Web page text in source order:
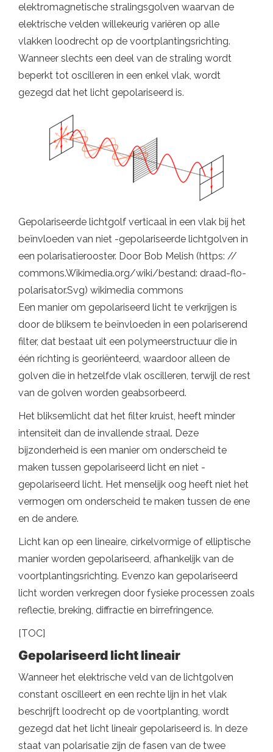
elektromagnetische stralingsgolven waarvan de
elektrische velden willekeurig variëren op alle
vlakken loodrecht op de voortplantingsrichting.
Wanneer slechts een deel van de straling wordt
beperkt tot oscilleren in een enkel vlak, wordt
gezegd dat het licht gepolariseerd is.
Gepolariseerde lichtgolf verticaal in een vlak bij het
beïnvloeden van niet -gepolariseerde lichtgolven in
een polarisatierooster. Door Bob Melish (https: //
commons.Wikimedia.org/wiki/bestand: draad-flo-
polarisator.Svg) wikimedia commons
Een manier om gepolariseerd licht te verkrijgen is
door de bliksem te beïnvloeden in een polariserend
filter, dat bestaat uit een polymeerstructuur die in
één richting is georiënteerd, waardoor alleen de
golven die in hetzelfde vlak oscilleren, terwijl de rest
van de golven worden geabsorbeerd.
Het bliksemlicht dat het filter kruist, heeft minder
intensiteit dan de invallende straal. Deze
bijzonderheid is een manier om onderscheid te
maken tussen gepolariseerd licht en niet -
gepolariseerd licht. Het menselijk oog heeft niet het
vermogen om onderscheid te maken tussen de ene
en de andere.
Licht kan op een lineaire, cirkelvormige of elliptische
manier worden gepolariseerd, afhankelijk van de
voortplantingsrichting. Evenzo kan gepolariseerd
licht worden verkregen door fysieke processen zoals
reflectie, breking, diffractie en birrefringence.
[TOC]
Gepolariseerd licht lineair
Wanneer het elektrische veld van de lichtgolven
constant oscilleert en een rechte lijn in het vlak
beschrijft loodrecht op de voortplanting, wordt
gezegd dat het licht lineair gepolariseerd is. In deze
staat van polarisatie zijn de fasen van de twee